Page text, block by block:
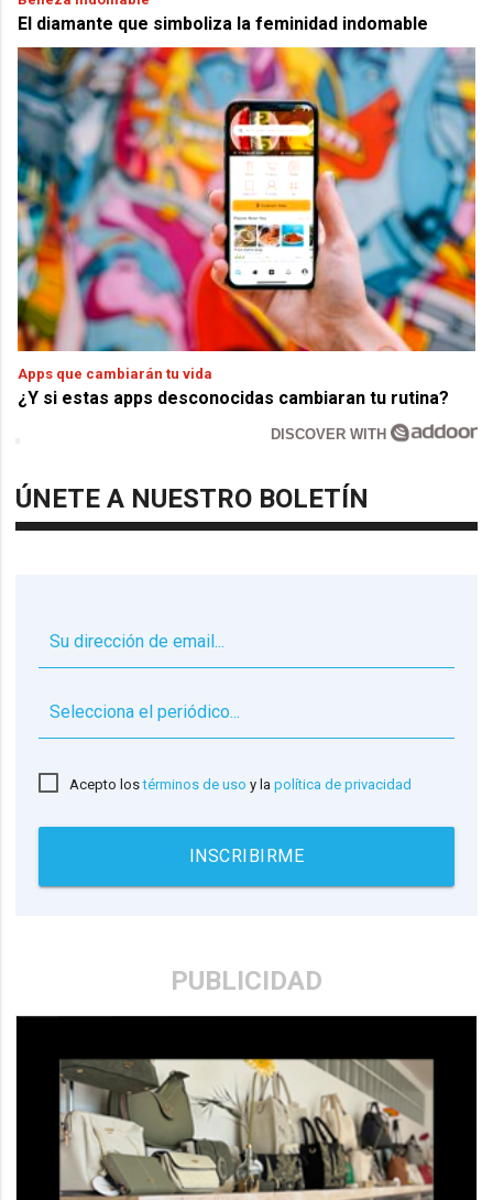
El diamante que simboliza la feminidad indomable
Apps que cambiarán tu vida
¿Y si estas apps desconocidas cambiaran tu rutina?
DISCOVER WITH
ÚNETE A NUESTRO BOLETÍN
Acepto lostérminos de uso y lapolítica de privacidad
INSCRIBIRME
PUBLICIDAD